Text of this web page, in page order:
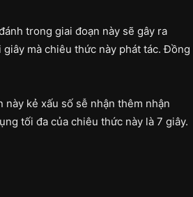
trong giai đoạn này sẽ gây ra
mà chiêu thức này phát tác. Đồng
này kẻ xấu số sễ nhận thêm nhận
tối đa của chiêu thức này là 7 giây.